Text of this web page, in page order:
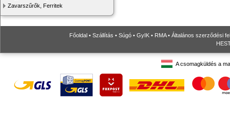
Zavarszűrők, Ferritek
Főoldal • Szállítás • Súgó • GyIK • RMA• Általános szerződési
A csomagküldés a